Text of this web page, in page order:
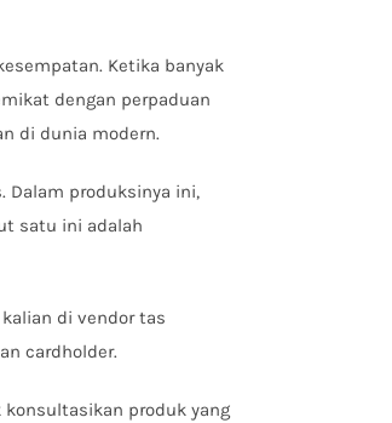
Ketika banyak
dengan perpaduan
di dunia modern.
Dalam produksinya ini,
satu ini adalah
di vendor tas
cardholder.
produk yang